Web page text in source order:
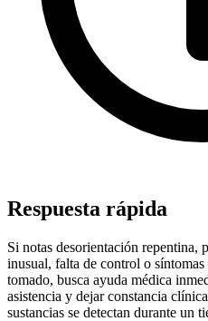
Respuesta rápida
Si notas desorientación repentina,
inusual, falta de control o
tomado, busca ayuda médica
asistencia y dejar constancia
sustancias se detectan durante un